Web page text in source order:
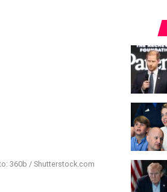
360b / Shutterstock.com